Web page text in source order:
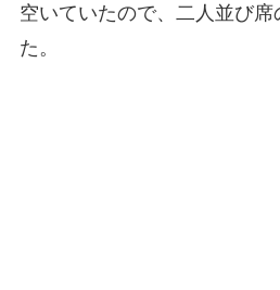
空いていたので、二人並び席
た。